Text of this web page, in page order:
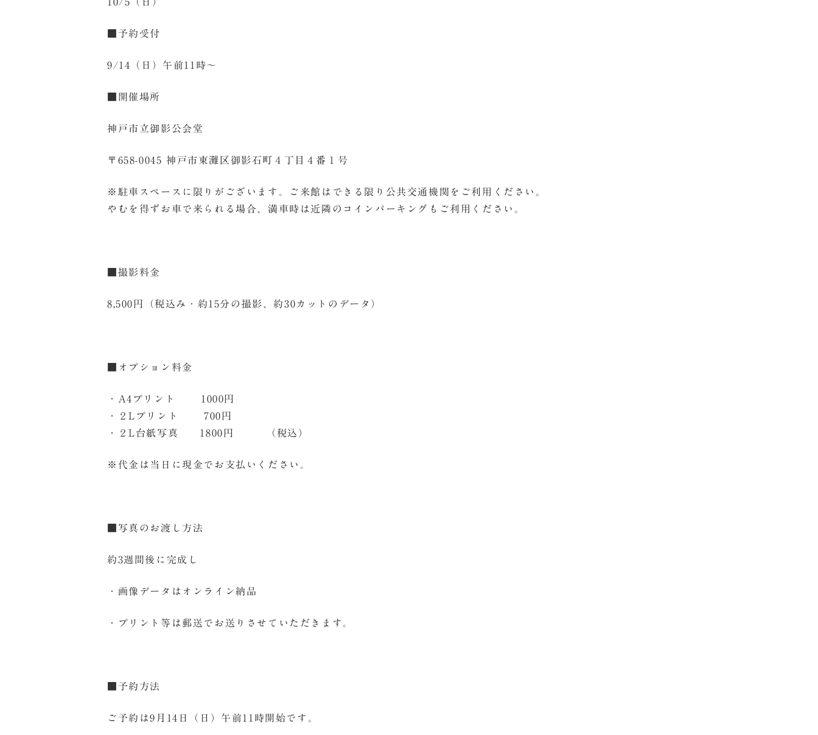
■予約受付
9/14（日）午前11時～
■開催場所
神戸市立御影公会堂
〒658-0045 神戸市東灘区御影石町４丁目４番１号
※駐車スペースに限りがございます。ご来館はできる限り公共交通機関をご利用ください。
やむを得ずお車で来られる場合、満車時は近隣のコインパーキングもご利用ください。
■撮影料金
8,500円（税込み・約15分の撮影、約30カットのデータ）
■オプション料金
・A4プリント 1000円
・２Lプリント 700円
・２L台紙写真 1800円 （税込）
※代金は当日に現金でお支払いください。
■写真のお渡し方法
約3週間後に完成し
・画像データはオンライン納品
・プリント等は郵送でお送りさせていただきます。
■予約方法
ご予約は9月14日（日）午前11時開始です。